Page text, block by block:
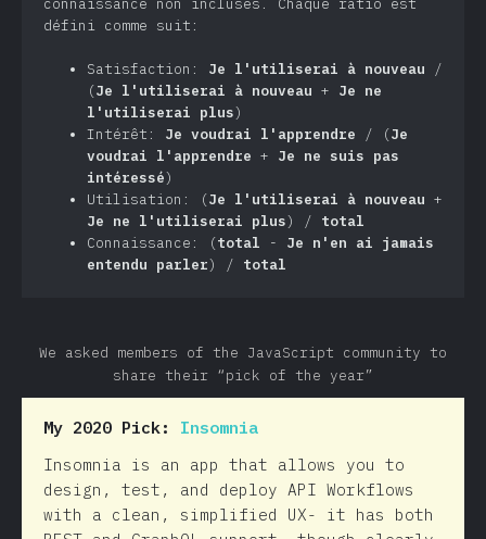
connaissance non incluses. Chaque ratio est
défini comme suit:
Satisfaction: Je l'utiliserai à nouveau /
(Je l'utiliserai à nouveau + Je ne
l'utiliserai plus)
Intérêt: Je voudrai l'apprendre / (Je
voudrai l'apprendre + Je ne suis pas
intéressé)
Utilisation: (Je l'utiliserai à nouveau +
Je ne l'utiliserai plus) / total
Connaissance: (total - Je n'en ai jamais
entendu parler) / total
We asked members of the JavaScript community to
share their “pick of the year”
My 2020 Pick: Insomnia
Insomnia is an app that allows you to
design, test, and deploy API Workflows
with a clean, simplified UX- it has both